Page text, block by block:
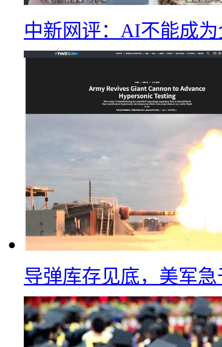
中新网评：AI不能成
导弹库存见底，美军